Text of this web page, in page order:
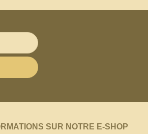
SUR NOTRE E-SHOP